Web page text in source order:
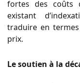
fortes des coûts
existant
traduire en
prix.
Le soutien à la